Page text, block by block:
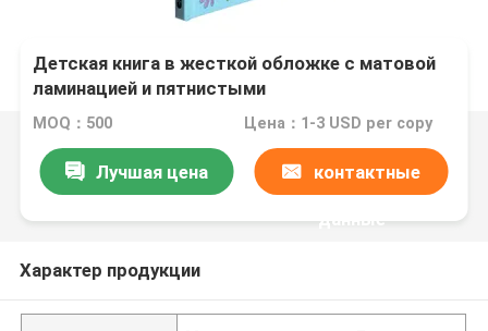
Детская книга в жесткой обложке с матовой
ламинацией и пятнистыми
ультрафиолетовыми лучами для рисования
MOQ：500 Цена：1-3 USD per copy
Лучшая цена контактные
данные
Характер продукции